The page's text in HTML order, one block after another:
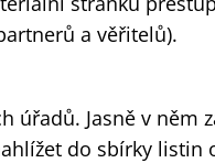
a věřitelů).
Jasně v něm
do sbírky listin